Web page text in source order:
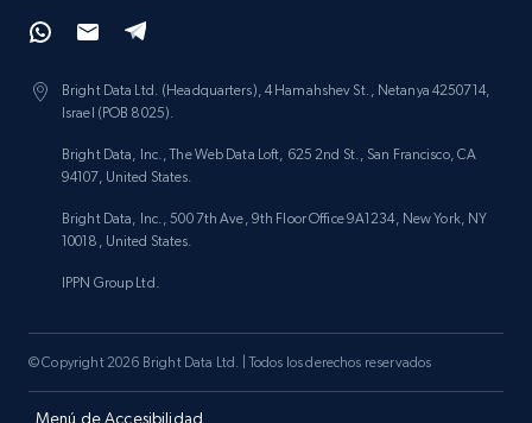
Bright Data Ltd. (Headquarters), 4 Hamahshev St., Netanya 4250714,
Israel (POB 8025).
Bright Data, Inc., The Web Data Loft, 625 2nd St., San Francisco, CA
94107, United States.
Bright Data, Inc., 500 7th Ave, 9th Floor Office 9A1234, New York, NY
10018, United States.
IPPN Group Ltd.
Menú de Accesibilidad
© Copyright 2026 Bright Data Ltd. | Todos los derechos reservados